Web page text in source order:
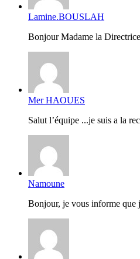
Lamine.BOUSLAH
Bonjour Madame la
Mer HAOUES
Salut l’équipe ...je suis a la
Namoune
Bonjour, je vous informe que